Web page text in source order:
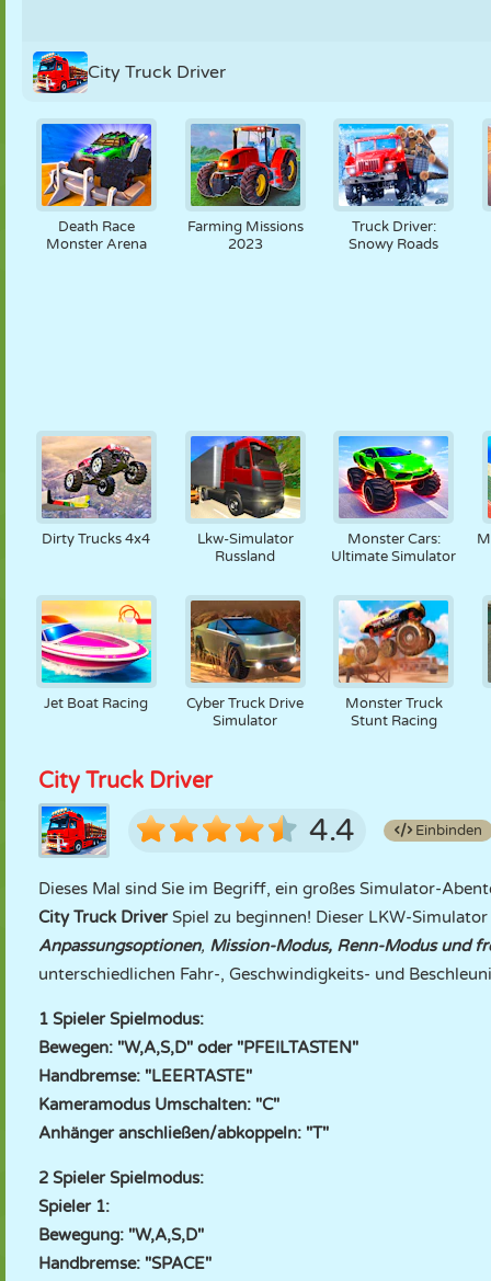
City Truck Driver
Death Race
Monster Arena
Farming Missions
2023
Truck Driver:
Snowy Roads
Dirty Trucks 4x4
Lkw-Simulator
Russland
Monster Cars:
Ultimate Simulator
Jet Boat Racing
Cyber Truck Drive
Simulator
Monster Truck
Stunt Racing
City Truck Driver
4.4 Einbinden
Dieses Mal sind Sie im Begriff, ein großes Simulator-
City Truck DriverSpiel zu beginnen! Dieser LKW-
Anpassungsoptionen, Mission-Modus, Renn-Modus und
unterschiedlichen Fahr-, Geschwindigkeits- und
1 Spieler Spielmodus:
Bewegen: "W,A,S,D" oder "PFEILTASTEN"
Handbremse: "LEERTASTE"
Kameramodus Umschalten: "C"
Anhänger anschließen/abkoppeln: "T"
2 Spieler Spielmodus:
Spieler 1:
Bewegung: "W,A,S,D"
Handbremse: "SPACE"